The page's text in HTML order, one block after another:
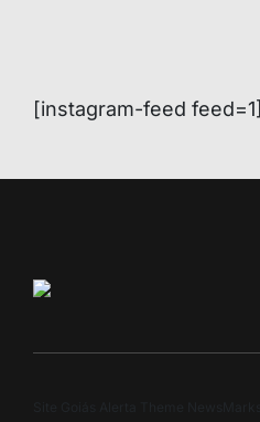
[instagram-feed feed=1]